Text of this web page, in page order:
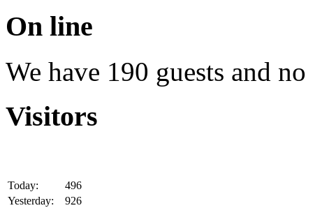
On line
We have 190 guests and
Visitors
Today:
496
Yesterday:
926